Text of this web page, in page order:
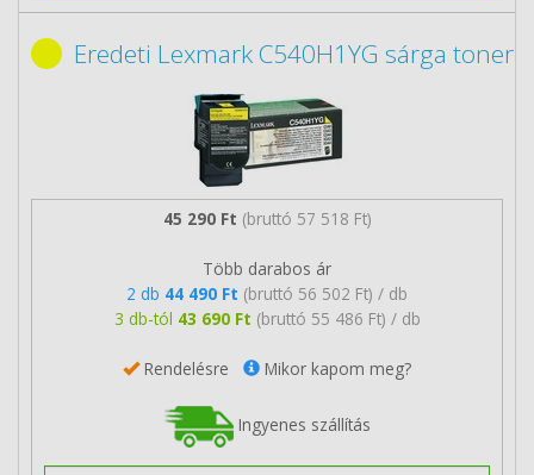
Eredeti Lexmark C540H1YG sárga toner
45 290 Ft (bruttó 57 518 Ft)
Több darabos ár
2 db 44 490 Ft (bruttó 56 502 Ft) / db
3 db-tól 43 690 Ft (bruttó 55 486 Ft) / db
Rendelésre Mikor kapom meg?
Ingyenes szállítás